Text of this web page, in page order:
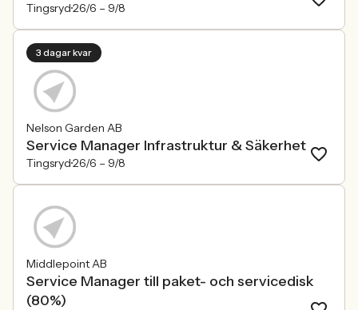
Tingsryd26/6 – 9/8
3 dagar kvar
Nelson Garden AB
Service Manager Infrastruktur & Säkerhet
Tingsryd26/6 – 9/8
Middlepoint AB
Service Manager till paket- och servicedisk
(80%)